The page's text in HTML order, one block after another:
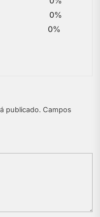
0%
0%
publicado. Campos